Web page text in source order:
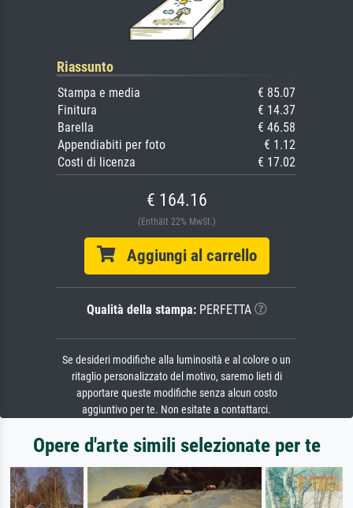
Riassunto
Stampa e media
€ 85.07
Finitura
€ 14.37
Barella
€ 46.58
Appendiabiti per foto
€ 1.12
Costi di licenza
€ 17.02
€ 164.16
(Enthält 22% MwSt.)
Aggiungi al carrello
Qualità della stampa:PERFETTA
Se desideri modifiche alla luminosità e al colore o un
ritaglio personalizzato del motivo, saremo lieti di
apportare queste modifiche senza alcun costo
aggiuntivo per te. Non esitate a contattarci.
Opere d'arte simili selezionate per te